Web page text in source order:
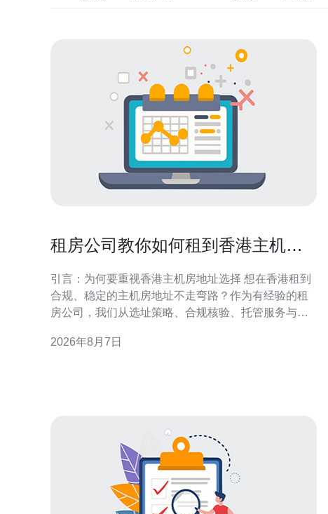
租房公司教你如何租到香港主机房
引言：为何要重视香港主机房地址选择 想在香港租到
合规、稳定的主机房地址不走弯路？作为有经验的租
房公司，我们从选址策略、合规核验、托管服务与实
影响网络连通和法律合规，也直接关系到业务连续性
2026年8月7日